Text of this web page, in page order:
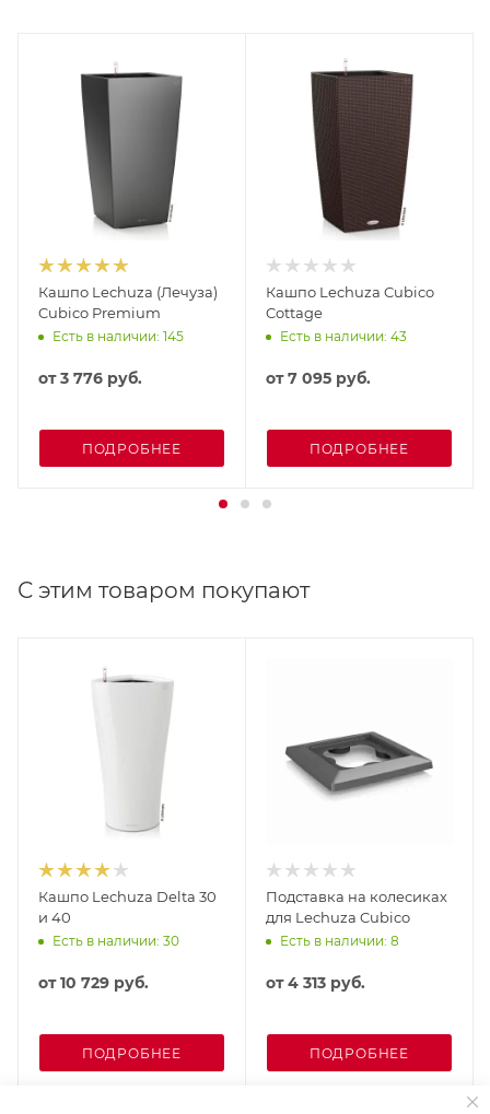
Кашпо Lechuza (Лечуза)
Cubico Premium
Есть в наличии: 145
от3 776 руб.
ПОДРОБНЕЕ
Кашпо Lechuza Cubico
Cottage
Есть в наличии: 43
от7 095 руб.
ПОДРОБНЕЕ
С этим товаром покупают
Кашпо Lechuza Delta 30
и 40
Есть в наличии: 30
от10 729 руб.
ПОДРОБНЕЕ
Подставка на колесиках
для Lechuza Cubico
Есть в наличии: 8
от4 313 руб.
ПОДРОБНЕЕ